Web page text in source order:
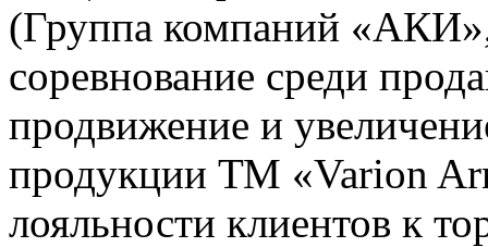
(Группа компаний
соревнование среди
продвижение и
продукции ТМ «Varion
лояльности клиентов к